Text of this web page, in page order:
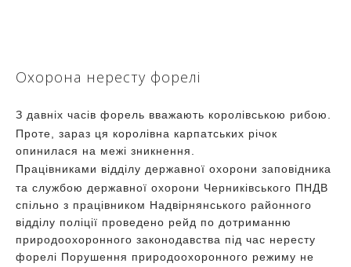
Охорона нересту форелі
З давніх часів форель вважають королівською рибою.
Проте, зараз ця королівна карпатських річок
опинилася на межі зникнення.
Працівниками відділу державної охорони заповідника
та службою державної охорони Черниківського ПНДВ
спільно з працівником Надвірнянського районного
відділу поліції проведено рейд по дотриманню
природоохоронного законодавства під час нересту
форелі Порушення природоохоронного режиму не